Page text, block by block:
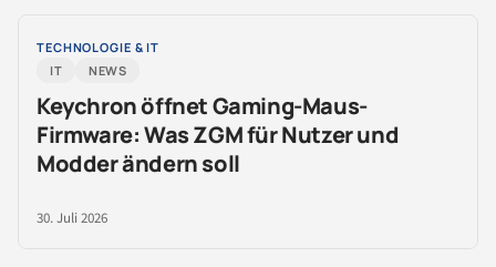
TECHNOLOGIE & IT
IT
NEWS
Keychron öffnet Gaming-Maus-
Firmware: Was ZGM für Nutzer und
Modder ändern soll
30. Juli 2026